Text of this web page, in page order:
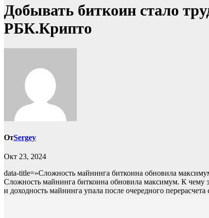
Добывать биткоин стало
РБК.Крипто
ОтSergey
Окт 23, 2024
data-title=»Сложность майнинга биткоина обновила
Сложность майнинга биткоина обновила максимум. К чему
и доходность майнинга упала после очередного перерасчета